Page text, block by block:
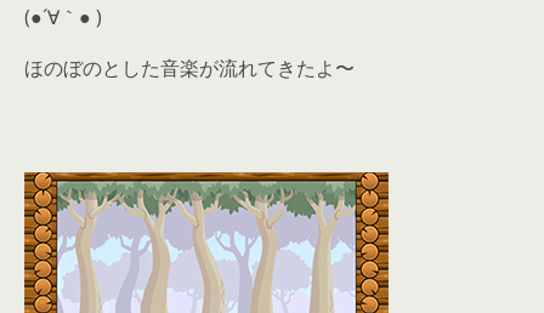
(●´∀｀● )
ほのぼのとした音楽が流れてきたよ〜